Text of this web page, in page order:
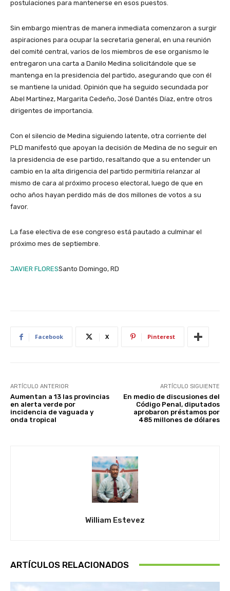
postulaciones para mantenerse en esos puestos.
Sin embargo mientras de manera inmediata comenzaron a surgir
aspiraciones para ocupar la secretaria general, en una reunión
del comité central, varios de los miembros de ese organismo le
entregaron una carta a Danilo Medina solicitándole que se
mantenga en la presidencia del partido, asegurando que con él
se mantiene la unidad. Opinión que ha seguido secundada por
Abel Martínez, Margarita Cedeño, José Dantés Díaz, entre otros
dirigentes de importancia.
Con el silencio de Medina siguiendo latente, otra corriente del
PLD manifestó que apoyan la decisión de Medina de no seguir en
la presidencia de ese partido, resaltando que a su entender un
cambio en la alta dirigencia del partido permitiría relanzar al
mismo de cara al próximo proceso electoral, luego de que en
ocho años hayan perdido más de dos millones de votos a su
favor.
La fase electiva de ese congreso está pautado a culminar el
próximo mes de septiembre.
JAVIER FLORESSanto Domingo, RD
Facebook X Pinterest
ARTÍCULO ANTERIOR
Aumentan a 13 las provincias
en alerta verde por
incidencia de vaguada y
onda tropical
ARTÍCULO SIGUIENTE
En medio de discusiones del
Código Penal, diputados
aprobaron préstamos por
485 millones de dólares
William Estevez
ARTÍCULOS RELACIONADOS